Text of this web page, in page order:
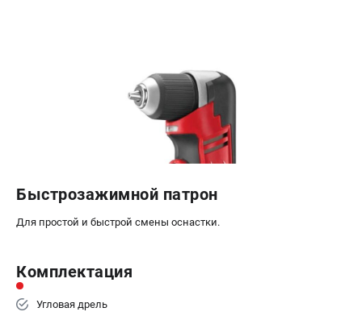
Быстрозажимной патрон
Для простой и быстрой смены оснастки.
Комплектация
Угловая дрель